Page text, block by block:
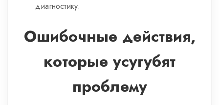
диагностику.
Ошибочные действия,
которые усугубят
проблему